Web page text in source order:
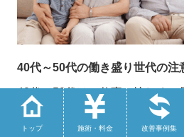
トップ 施術・料金 改善事例集
40代～50代の働き盛り世代の注
40代～50代は、仕事で忙しく、
りがちです。しかしこの年代か
のバランスの崩れが始まります。